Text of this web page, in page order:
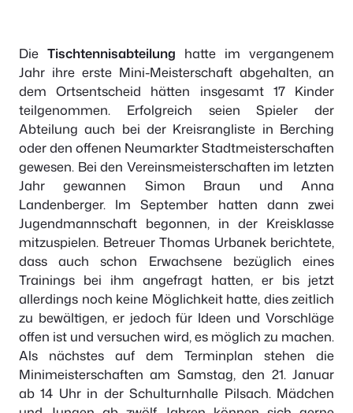
Die Tischtennisabteilung hatte im vergangenem
Jahr ihre erste Mini-Meisterschaft abgehalten, an
dem Ortsentscheid hätten insgesamt 17 Kinder
teilgenommen. Erfolgreich seien Spieler der
Abteilung auch bei der Kreisrangliste in Berching
oder den offenen Neumarkter Stadtmeisterschaften
gewesen. Bei den Vereinsmeisterschaften im letzten
Jahr gewannen Simon Braun und Anna
Landenberger. Im September hatten dann zwei
Jugendmannschaft begonnen, in der Kreisklasse
mitzuspielen. Betreuer Thomas Urbanek berichtete,
dass auch schon Erwachsene bezüglich eines
Trainings bei ihm angefragt hatten, er bis jetzt
allerdings noch keine Möglichkeit hatte, dies zeitlich
zu bewältigen, er jedoch für Ideen und Vorschläge
offen ist und versuchen wird, es möglich zu machen.
Als nächstes auf dem Terminplan stehen die
Minimeisterschaften am Samstag, den 21. Januar
ab 14 Uhr in der Schulturnhalle Pilsach. Mädchen